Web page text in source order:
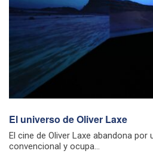
El universo de Oliver Laxe
El cine de Oliver Laxe abandona
convencional y ocupa...